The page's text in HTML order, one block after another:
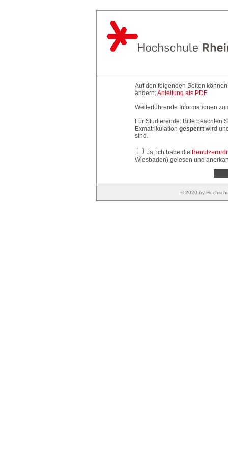
Auf den folgenden Seiten
ändern:Anleitung als PDF
Weiterführende Informationen
Für Studierende: Bitte beachten
Exmatrikulation gesperrt wird
sind.
Ja, ich habe die
Wiesbaden) gelesen und
© 2020 by